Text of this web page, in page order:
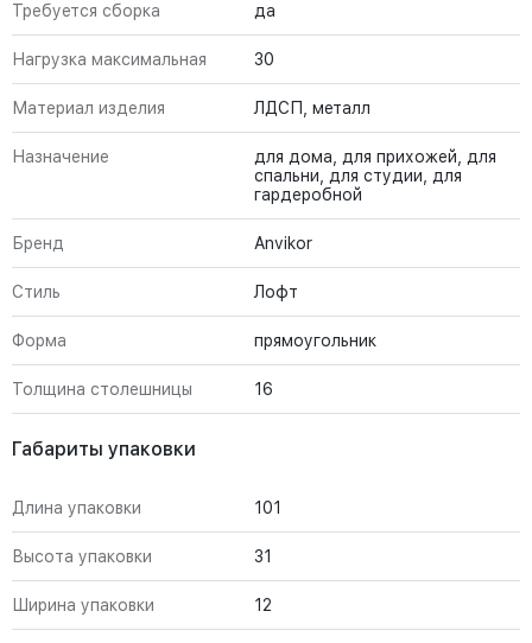
Требуется сборка да
Нагрузка максимальная 30
Материал изделия ЛДСП, металл
Назначение
для дома, для прихожей, для
спальни, для студии, для
гардеробной
Бренд Anvikor
Стиль Лофт
Форма прямоугольник
Толщина столешницы 16
Габариты упаковки
Длина упаковки 101
Высота упаковки 31
Ширина упаковки 12